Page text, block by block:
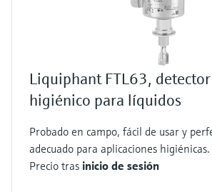
Liquiphant FTL63,
higiénico para líquidos
Probado en campo, fácil de usar y
adecuado para aplicaciones higiénicas.
Precio tras inicio de sesión